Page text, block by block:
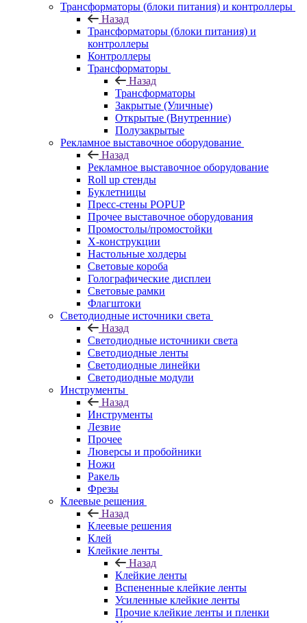
Трансформаторы (блоки питания) и контроллеры
Назад
Трансформаторы (блоки питания) и
контроллеры
Контроллеры
Трансформаторы
Назад
Трансформаторы
Закрытые (Уличные)
Открытые (Внутренние)
Полузакрытые
Рекламное выставочное оборудование
Назад
Рекламное выставочное оборудование
Roll up стенды
Буклетницы
Пресс-стены POPUP
Прочее выставочное оборудования
Промостолы/промостойки
Х-конструкции
Настольные холдеры
Световые короба
Голографические дисплеи
Световые рамки
Флагштоки
Светодиодные источники света
Назад
Светодиодные источники света
Светодиодные ленты
Светодиодные линейки
Светодиодные модули
Инструменты
Назад
Инструменты
Лезвие
Прочее
Люверсы и пробойники
Ножи
Ракель
Фрезы
Клеевые решения
Назад
Клеевые решения
Клей
Клейкие ленты
Назад
Клейкие ленты
Вспененные клейкие ленты
Усиленные клейкие ленты
Прочие клейкие ленты и пленки